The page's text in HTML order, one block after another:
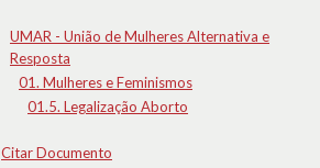
UMAR - União de Mulheres Alternativa e
Resposta
01. Mulheres e Feminismos
01.5. Legalização Aborto
Citar Documento